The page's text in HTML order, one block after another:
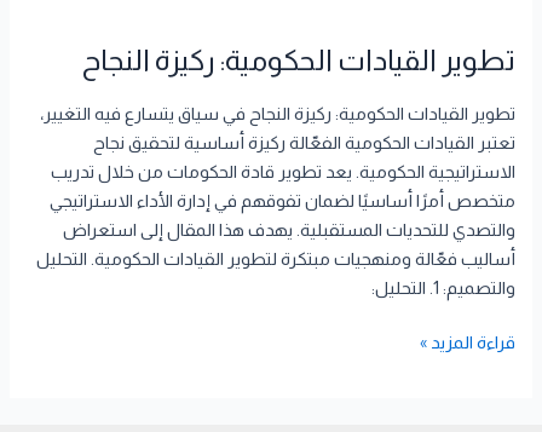
تطوير القيادات الحكومية: ركيزة النجاح
تطوير القيادات الحكومية: ركيزة النجاح في سياق يتسارع فيه التغيير،
تعتبر القيادات الحكومية الفعّالة ركيزة أساسية لتحقيق نجاح
الاستراتيجية الحكومية. يعد تطوير قادة الحكومات من خلال تدريب
متخصص أمرًا أساسيًا لضمان تفوقهم في إدارة الأداء الاستراتيجي
والتصدي للتحديات المستقبلية. يهدف هذا المقال إلى استعراض
أساليب فعّالة ومنهجيات مبتكرة لتطوير القيادات الحكومية. التحليل
والتصميم: 1. التحليل:
الحكومية:
النجاح
قراءة المزيد »